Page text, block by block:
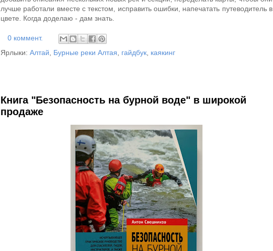
лучше работали вместе с текстом, исправить ошибки, напечатать путеводитель в
цвете. Когда доделаю - дам знать.
0 коммент.
Ярлыки: Алтай Бурные реки Алтая гайдбук каякинг
Книга "Безопасность на бурной воде" в широкой
продаже